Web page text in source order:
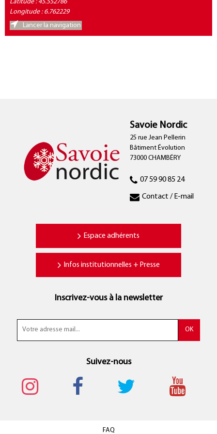
Latitude : 45.552786
Longitude : 6.762229
Lancer la navigation
Savoie Nordic
25 rue Jean Pellerin
Bâtiment Évolution
73000 CHAMBÉRY
07 59 90 85 24
Contact / E-mail
Espace adhérents
Infos institutionnelles + Presse
Inscrivez-vous à la newsletter
Suivez-nous
FAQ